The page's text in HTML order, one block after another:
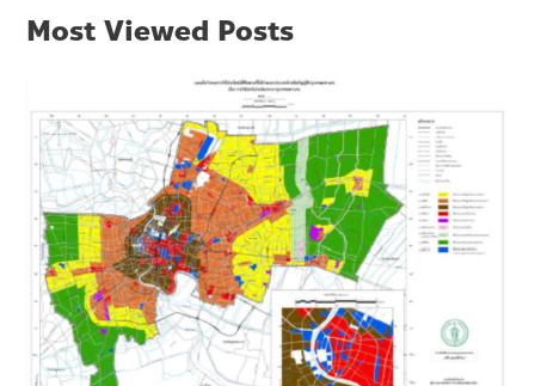
Most Viewed Posts